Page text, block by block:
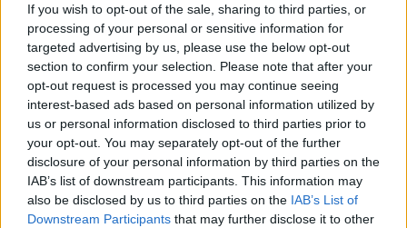
If you wish to opt-out of the sale, sharing to third parties, or
processing of your personal or sensitive information for
targeted advertising by us, please use the below opt-out
section to confirm your selection. Please note that after your
opt-out request is processed you may continue seeing
interest-based ads based on personal information utilized by
us or personal information disclosed to third parties prior to
your opt-out. You may separately opt-out of the further
disclosure of your personal information by third parties on the
IAB’s list of downstream participants. This information may
also be disclosed by us to third parties on the IAB’s List of
Downstream Participants that may further disclose it to other
útfelújítás Pestszentlőrinc XVIII. kerület Profunda Bau
Szinte teljes hosszában megújítják a Lakatos úti